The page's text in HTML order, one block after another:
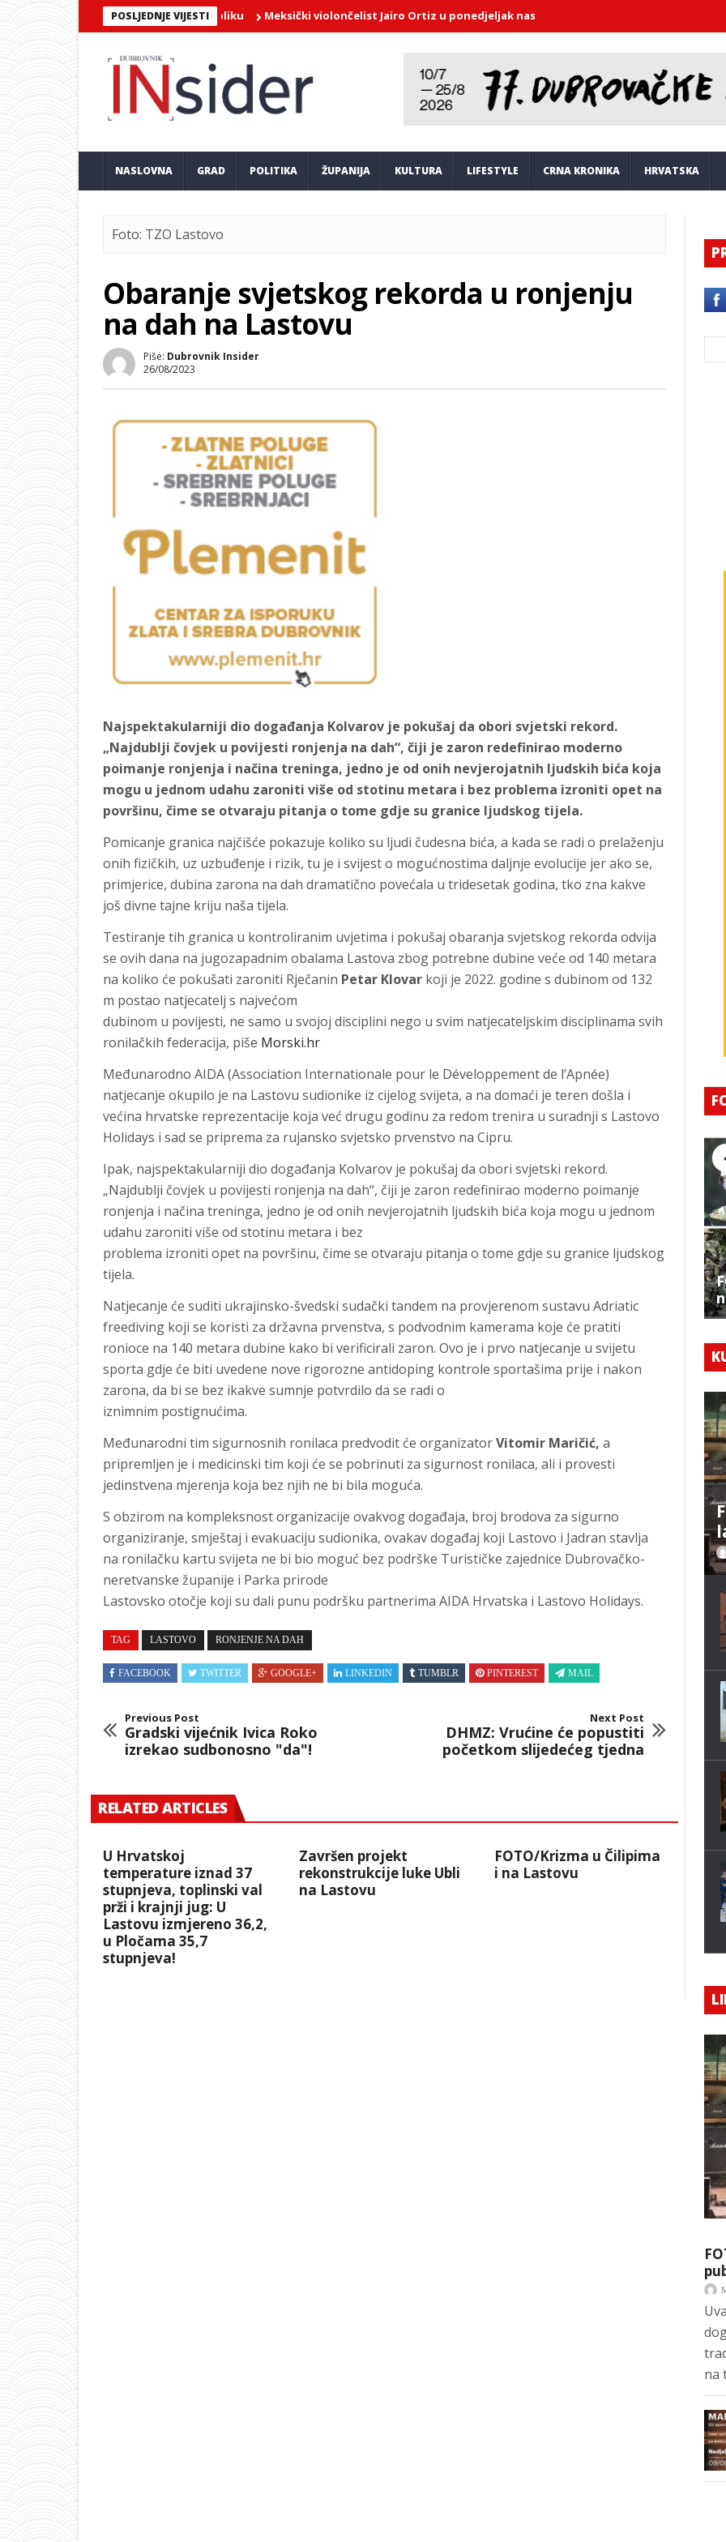
POSLJEDNJE VIJESTIMeksički violončelist Jairo Ortiz u ponedjeljak nastupa u Saloči od zrcala DHMZ upozorava:
NASLOVNA GRAD POLITIKA ŽUPANIJA KULTURA LIFESTYLE CRNA KRONIKA HRVATSKA
Foto: TZO Lastovo
Obaranje svjetskog rekorda u ronjenju
na dah na Lastovu
Piše: Dubrovnik Insider
26/08/2023
Najspektakularniji dio događanja Kolvarov je pokušaj da obori svjetski rekord.
„Najdublji čovjek u povijesti ronjenja na dah“, čiji je zaron redefinirao moderno
poimanje ronjenja i načina treninga, jedno je od onih nevjerojatnih ljudskih bića koja
mogu u jednom udahu zaroniti više od stotinu metara i bez problema izroniti opet na
površinu, čime se otvaraju pitanja o tome gdje su granice ljudskog tijela.
Pomicanje granica najčišće pokazuje koliko su ljudi čudesna bića, a kada se radi o prelaženju
onih fizičkih, uz uzbuđenje i rizik, tu je i svijest o mogućnostima daljnje evolucije jer ako se,
primjerice, dubina zarona na dah dramatično povećala u tridesetak godina, tko zna kakve
još divne tajne kriju naša tijela.
Testiranje tih granica u kontroliranim uvjetima i pokušaj obaranja svjetskog rekorda odvija
se ovih dana na jugozapadnim obalama Lastova zbog potrebne dubine veće od 140 metara
na koliko će pokušati zaroniti Rječanin Petar Klovar koji je 2022. godine s dubinom od 132
m postao natjecatelj s najvećom
dubinom u povijesti, ne samo u svojoj disciplini nego u svim natjecateljskim disciplinama svih
ronilačkih federacija, piše Morski.hr
Međunarodno AIDA (Association Internationale pour le Développement de l’Apnée)
natjecanje okupilo je na Lastovu sudionike iz cijelog svijeta, a na domaći je teren došla i
većina hrvatske reprezentacije koja već drugu godinu za redom trenira u suradnji s Lastovo
Holidays i sad se priprema za rujansko svjetsko prvenstvo na Cipru.
Ipak, najspektakularniji dio događanja Kolvarov je pokušaj da obori svjetski rekord.
„Najdublji čovjek u povijesti ronjenja na dah“, čiji je zaron redefinirao moderno poimanje
ronjenja i načina treninga, jedno je od onih nevjerojatnih ljudskih bića koja mogu u jednom
udahu zaroniti više od stotinu metara i bez
problema izroniti opet na površinu, čime se otvaraju pitanja o tome gdje su granice ljudskog
tijela.
Natjecanje će suditi ukrajinsko-švedski sudački tandem na provjerenom sustavu Adriatic
freediving koji se koristi za državna prvenstva, s podvodnim kamerama koje će pratiti
ronioce na 140 metara dubine kako bi verificirali zaron. Ovo je i prvo natjecanje u svijetu
sporta gdje će biti uvedene nove rigorozne antidoping kontrole sportašima prije i nakon
zarona, da bi se bez ikakve sumnje potvrdilo da se radi o
iznimnim postignućima.
Međunarodni tim sigurnosnih ronilaca predvodit će organizatorVitomir Maričić, a
pripremljen je i medicinski tim koji će se pobrinuti za sigurnost ronilaca, ali i provesti
jedinstvena mjerenja koja bez njih ne bi bila moguća.
S obzirom na kompleksnost organizacije ovakvog događaja, broj brodova za sigurno
organiziranje, smještaj i evakuaciju sudionika, ovakav događaj koji Lastovo i Jadran stavlja
na ronilačku kartu svijeta ne bi bio moguć bez podrške Turističke zajednice Dubrovačko-
neretvanske županije i Parka prirode
Lastovsko otočje koji su dali punu podršku partnerima AIDA Hrvatska i Lastovo Holidays.
TAG LASTOVO RONJENJE NA DAH
FACEBOOK TWITTER GOOGLE+ LINKEDIN TUMBLR PINTEREST MAIL
Previous Post
Gradski vijećnik Ivica Roko
izrekao sudbonosno "da"!
Next Post
DHMZ: Vrućine će popustiti
početkom slijedećeg tjedna
RELATED ARTICLES
U Hrvatskoj
temperature iznad 37
stupnjeva, toplinski val
prži i krajnji jug: U
Lastovu izmjereno 36,2,
u Pločama 35,7
stupnjeva!
Završen projekt
rekonstrukcije luke Ubli
na Lastovu
FOTO/Krizma u Čilipima
i na Lastovu
na